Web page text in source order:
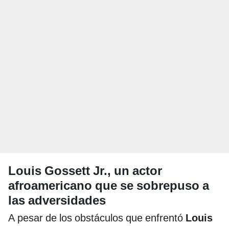
Louis Gossett Jr., un actor
afroamericano que se sobrepuso a
las adversidades
A pesar de los obstáculos que enfrentó Louis